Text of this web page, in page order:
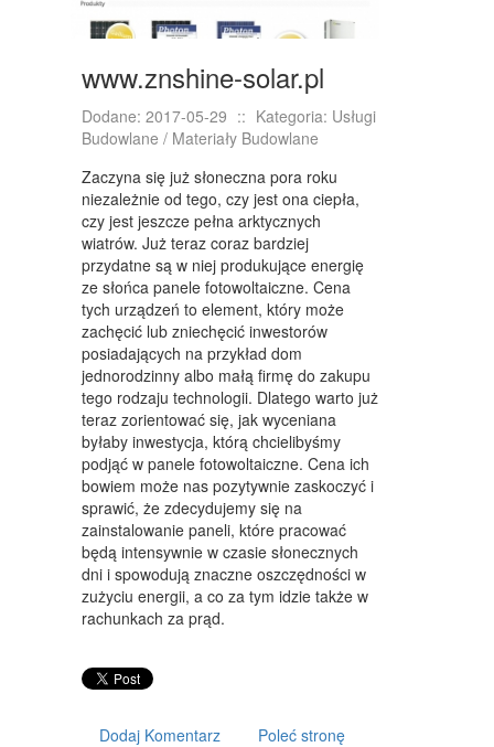
KURSY I SZKOLENIA
TŁUMACZENIA
WEBSTORE
BIŻUTERIA
DLA DZIECI
MEBLE
WYPOSAŻENIE WNĘTRZ
WYPOSAŻENIE ŁAZIENKI
ODZIEŻ
SPORT
ELEKTRONIKA, RTV, AGD
ART. DLA ZWIERZĄT
OGRÓD, ROŚLINY
CHEMIA
ART. SPOŻYWCZE
MATERIAŁY EKSPLOATACYJNE
www.znshine-solar.pl
Dodane: 2017-05-29 :: Kategoria: Usługi
Budowlane / Materiały Budowlane
Zaczyna się już słoneczna pora roku
niezależnie od tego, czy jest ona ciepła,
czy jest jeszcze pełna arktycznych
wiatrów. Już teraz coraz bardziej
przydatne są w niej produkujące energię
ze słońca panele fotowoltaiczne. Cena
tych urządzeń to element, który może
zachęcić lub zniechęcić inwestorów
posiadających na przykład dom
jednorodzinny albo małą firmę do zakupu
tego rodzaju technologii. Dlatego warto już
teraz zorientować się, jak wyceniana
byłaby inwestycja, którą chcielibyśmy
podjąć w panele fotowoltaiczne. Cena ich
bowiem może nas pozytywnie zaskoczyć i
sprawić, że zdecydujemy się na
zainstalowanie paneli, które pracować
będą intensywnie w czasie słonecznych
dni i spowodują znaczne oszczędności w
zużyciu energii, a co za tym idzie także w
rachunkach za prąd.
Dodaj Komentarz Poleć stronę